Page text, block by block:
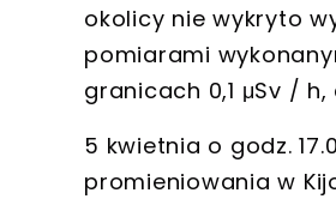
okolicy nie wykryto
pomiarami
granicach 0,1 μSv /
5 kwietnia o godz.
promieniowania w